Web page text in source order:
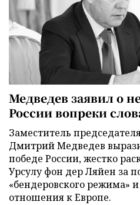
Медведев заявил о
России вопреки
Заместитель
Дмитрий Медведев
победе России, жестко
Урсулу фон дер Ляйен за
«бендеровского режима»
отношения к Европе.